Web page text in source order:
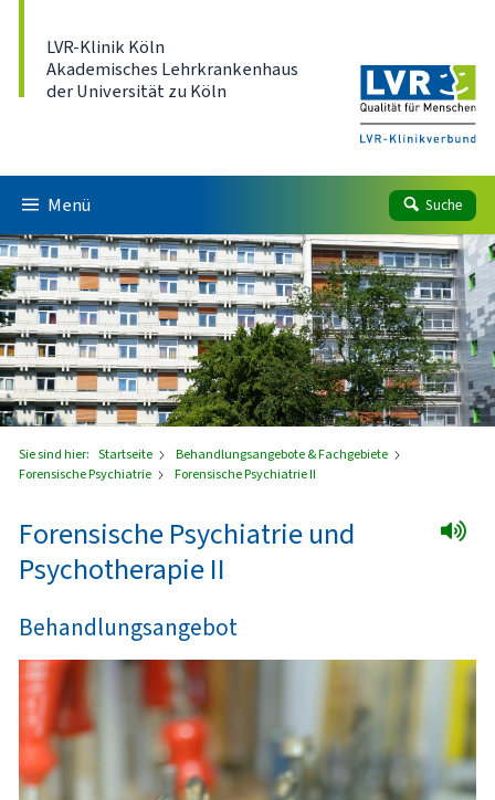
LVR-Klinik Köln
Akademisches Lehrkrankenhaus
der Universität zu Köln
Menü Suche
Sie sind hier: Startseite
Behandlungsangebote & Fachgebiete
Forensische Psychiatrie
Forensische Psychiatrie II
Forensische Psychiatrie und
Psychotherapie II
Behandlungsangebot